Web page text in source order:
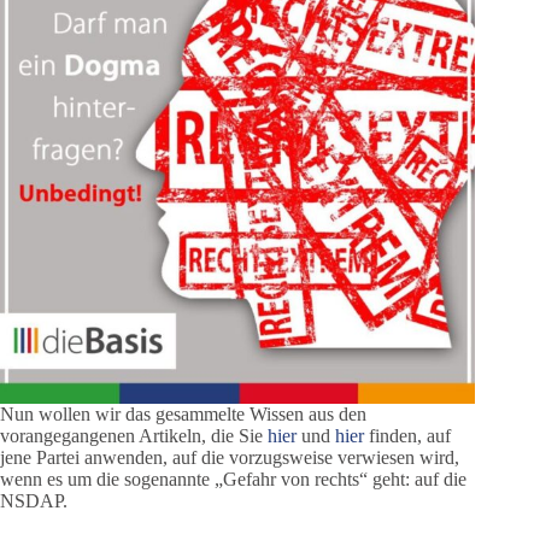
Nun wollen wir das gesammelte Wissen aus den
vorangegangenen Artikeln, die Sie hierund hierfinden, auf
jene Partei anwenden, auf die vorzugsweise verwiesen wird,
wenn es um die sogenannte „Gefahr von rechts“ geht: auf die
NSDAP.